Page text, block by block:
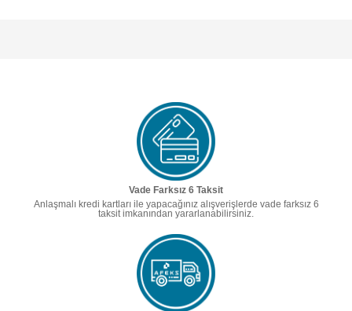
Vade Farksız 6 Taksit
Anlaşmalı kredi kartları ile yapacağınız alışverişlerde vade farksız 6
taksit imkanından yararlanabilirsiniz.